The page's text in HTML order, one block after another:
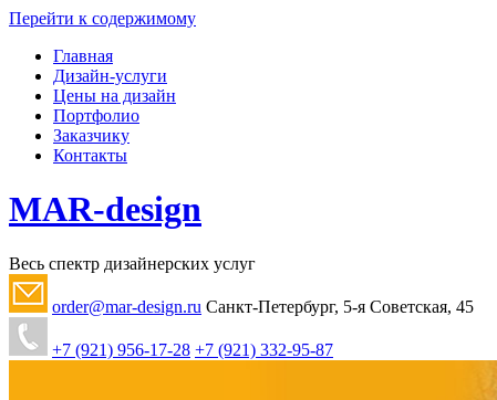
Перейти к содержимому
Главная
Дизайн-услуги
Цены на дизайн
Портфолио
Заказчику
Контакты
MAR-design
Весь спектр дизайнерских услуг
order@mar-design.ru Санкт-Петербург, 5-я Советская, 45
+7 (921) 956-17-28 +7 (921) 332-95-87